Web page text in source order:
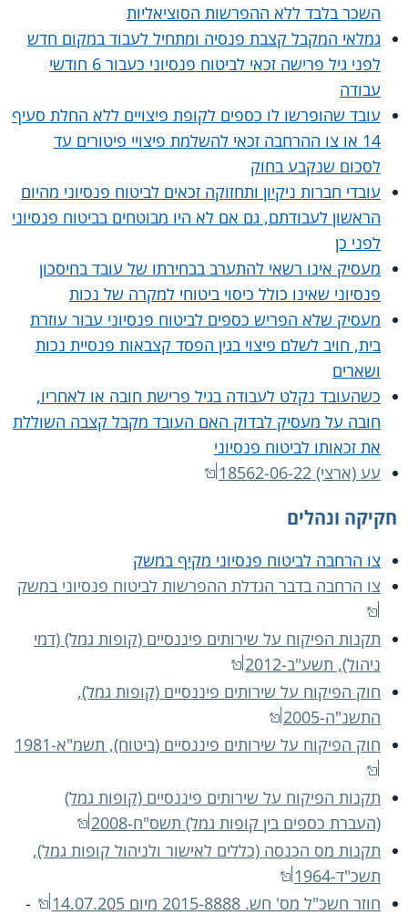
השכר בלבד ללא ההפרשות הסוציאליות
גמלאי המקבל קצבת פנסיה ומתחיל לעבוד במקום חדש
לפני גיל פרישה זכאי לביטוח פנסיוני כעבור 6 חודשי
עבודה
עובד שהופרשו לו כספים לקופת פיצויים ללא החלת סעיף
14 או צו ההרחבה זכאי להשלמת פיצויי פיטורים עד
לסכום שנקבע בחוק
עובדי חברות ניקיון ותחזוקה זכאים לביטוח פנסיוני מהיום
הראשון לעבודתם, גם אם לא היו מבוטחים בביטוח פנסיוני
לפני כן
מעסיק אינו רשאי להתערב בבחירתו של עובד בחיסכון
פנסיוני שאינו כולל כיסוי ביטוחי למקרה של נכות
מעסיק שלא הפריש כספים לביטוח פנסיוני עבור עוזרת
בית, חויב לשלם פיצוי בגין הפסד קצבאות פנסיית נכות
ושארים
כשהעובד נקלט לעבודה בגיל פרישת חובה או לאחריו,
חובה על מעסיק לבדוק האם העובד מקבל קצבה השוללת
את זכאותו לביטוח פנסיוני
עע (ארצי) 18562-06-22
חקיקה ונהלים
צו הרחבה לביטוח פנסיוני מקיף במשק
צו הרחבה בדבר הגדלת ההפרשות לביטוח פנסיוני במשק
תקנות הפיקוח על שירותים פיננסיים (קופות גמל) (דמי
ניהול), תשע"ב-2012
חוק הפיקוח על שירותים פיננסיים (קופות גמל),
התשנ"ה-2005
חוק הפיקוח על שירותים פיננסיים (ביטוח), תשמ"א-1981
תקנות הפיקוח על שירותים פיננסיים (קופות גמל)
(העברת כספים בין קופות גמל) תשס"ח-2008
תקנות מס הכנסה (כללים לאישור ולניהול קופות גמל),
תשכ"ד-1964
חוזר חשכ"ל מס' חש. 2015-8888 מיום 14.07.205
-